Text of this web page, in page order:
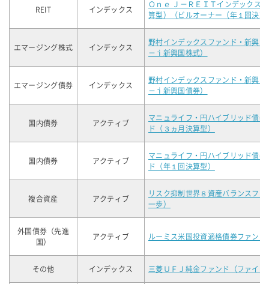
REIT インデックス
Ｏｎｅ Ｊ－ＲＥＩＴインデックス
算型）（ビルオーナー（年１回決算
エマージング株式 インデックス
野村インデックスファンド・新興
－ｉ新興国株式）
エマージング債券 インデックス
野村インデックスファンド・新興
－ｉ新興国債券）
国内債券 アクティブ
マニュライフ・円ハイブリッド債
ド（３ヵ月決算型）
国内債券 アクティブ
マニュライフ・円ハイブリッド債
ド（年１回決算型）
複合資産 アクティブ
リスク抑制世界８資産バランスフ
一歩）
外国債券（先進
国）
アクティブ ルーミス米国投資適格債券ファン
その他 インデックス 三菱ＵＦＪ純金ファンド（ファイン